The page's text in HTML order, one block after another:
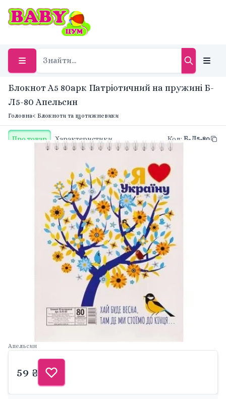
Блокнот А5 80арк Патріотичний на пружині Б-
Л5-80 Апельсин
Головна< Блокноти та щотижневики
Про товар Характеристики Код: Б-Л5-80
Апельсин
59 ₴